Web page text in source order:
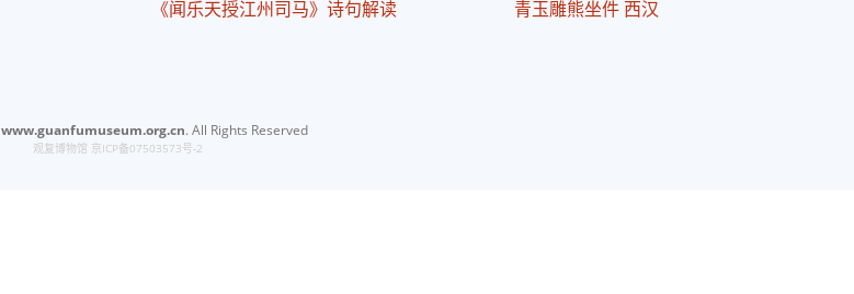
《闻乐天授江州司马》诗句解读 青玉雕熊坐件 西汉
www.guanfumuseum.org.cn. All Rights Reserved
观复博物馆 京ICP备07503573号-2